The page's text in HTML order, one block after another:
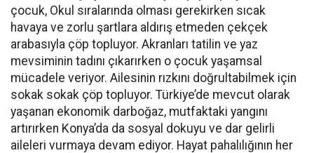
çocuk, Okul sıralarında olması gerekirken sıcak
havaya ve zorlu şartlara aldırış etmeden çekçek
arabasıyla çöp topluyor. Akranları tatilin ve yaz
mevsiminin tadını çıkarırken o çocuk yaşamsal
mücadele veriyor. Ailesinin rızkını doğrultabilmek için
sokak sokak çöp topluyor. Türkiye’de mevcut olarak
yaşanan ekonomik darboğaz, mutfaktaki yangını
artırırken Konya’da da sosyal dokuyu ve dar gelirli
aileleri vurmaya devam ediyor. Hayat pahalılığının her